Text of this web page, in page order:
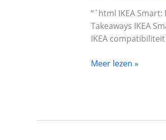
“`html IKEA
Takeaways IKEA
IKEA
Woonreus
De
Slimme
Huishoudens
Van
Meer lezen »